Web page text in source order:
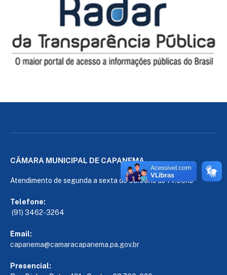
CÂMARA MUNICIPAL DE CAPANEMA
Atendimento de segunda a sexta de 08:00hs às 14:00hs
Telefone:
(91) 3462-3264
Email:
capanema@camaracapanema.pa.gov.br
Presencial: